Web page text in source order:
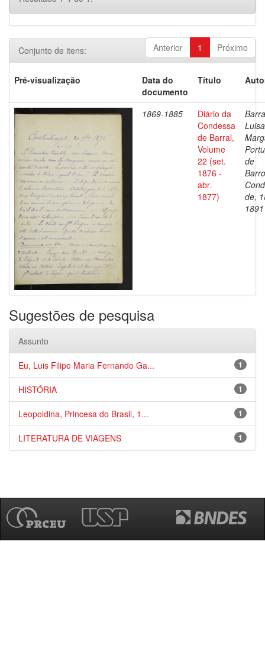
Anterior 1 Próximo
Conjunto de itens:
Pré-visualização
Data do
documento
Título
1869-1885
Diário da
Condessa
de Barral,
Volume
22 (set.
1876 -
abr.
1877)
Luisa
de
de,
1891
Sugestões de pesquisa
Assunto
1
Eu, Luis Filipe Maria Fernando Ga...
1
HISTÓRIA
1
Leopoldina, Princesa do Brasil, 1...
1
LITERATURA DE VIAGENS